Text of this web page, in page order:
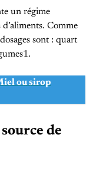
un régime
Comme
sont : quart
ou sirop
de